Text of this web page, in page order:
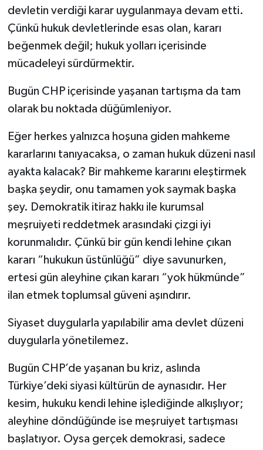
devletin verdiği karar uygulanmaya devam etti.
Çünkü hukuk devletlerinde esas olan, kararı
beğenmek değil; hukuk yolları içerisinde
mücadeleyi sürdürmektir.
Bugün CHP içerisinde yaşanan tartışma da tam
olarak bu noktada düğümleniyor.
Eğer herkes yalnızca hoşuna giden mahkeme
kararlarını tanıyacaksa, o zaman hukuk düzeni nasıl
ayakta kalacak? Bir mahkeme kararını eleştirmek
başka şeydir, onu tamamen yok saymak başka
şey. Demokratik itiraz hakkı ile kurumsal
meşruiyeti reddetmek arasındaki çizgi iyi
korunmalıdır. Çünkü bir gün kendi lehine çıkan
kararı “hukukun üstünlüğü” diye savunurken,
ertesi gün aleyhine çıkan kararı “yok hükmünde”
ilan etmek toplumsal güveni aşındırır.
Siyaset duygularla yapılabilir ama devlet düzeni
duygularla yönetilemez.
Bugün CHP’de yaşanan bu kriz, aslında
Türkiye’deki siyasi kültürün de aynasıdır. Her
kesim, hukuku kendi lehine işlediğinde alkışlıyor;
aleyhine döndüğünde ise meşruiyet tartışması
başlatıyor. Oysa gerçek demokrasi, sadece